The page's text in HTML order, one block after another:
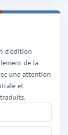
d'édition
de la
une attention
et